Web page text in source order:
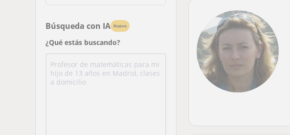
Búsqueda con IA Nuevo
¿Qué estás buscando?